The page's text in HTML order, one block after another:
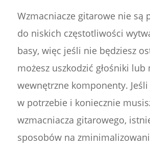
Wzmacniacze gitarowe nie są
do niskich częstotliwości
basy, więc jeśli nie będziesz
możesz uszkodzić głośniki lub
wewnętrzne komponenty.
w potrzebie i koniecznie
wzmacniacza gitarowego,
sposobów na